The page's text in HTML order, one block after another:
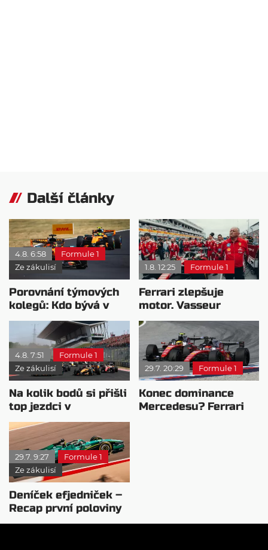
Další články
4.8. 6:58
Formule 1
Ze zákulisí
Porovnání týmových
kolegů: Kdo bývá v
sobotu nejrychlejší?
1.8. 12:25 Formule 1
Ferrari zlepšuje
motor. Vasseur
chystá útok na
Mercedes
4.8. 7:51
Formule 1
Ze zákulisí
Na kolik bodů si přišli
top jezdci v
posledních 4
závodech?
29.7. 20:29 Formule 1
Konec dominance
Mercedesu? Ferrari
29.7. 9:27
Formule 1
Ze zákulisí
Deníček efjedniček –
Recap první poloviny
sezóny 2026